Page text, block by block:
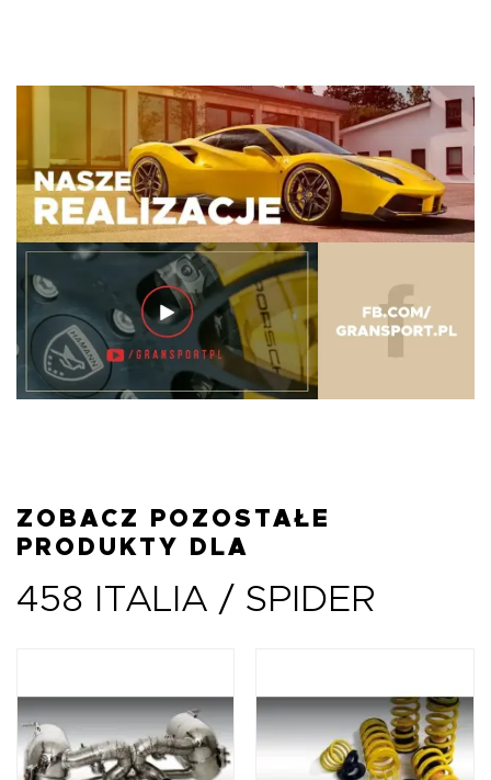
ZOBACZ POZOSTAŁE
PRODUKTY DLA
458 ITALIA / SPIDER